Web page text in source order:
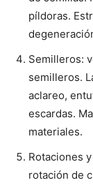
píldoras.
Semilleros:
semilleros.
aclareo,
escardas.
materiales.
Rotaciones
rotación de